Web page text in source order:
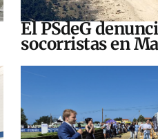
El PSdeG
socorristas en